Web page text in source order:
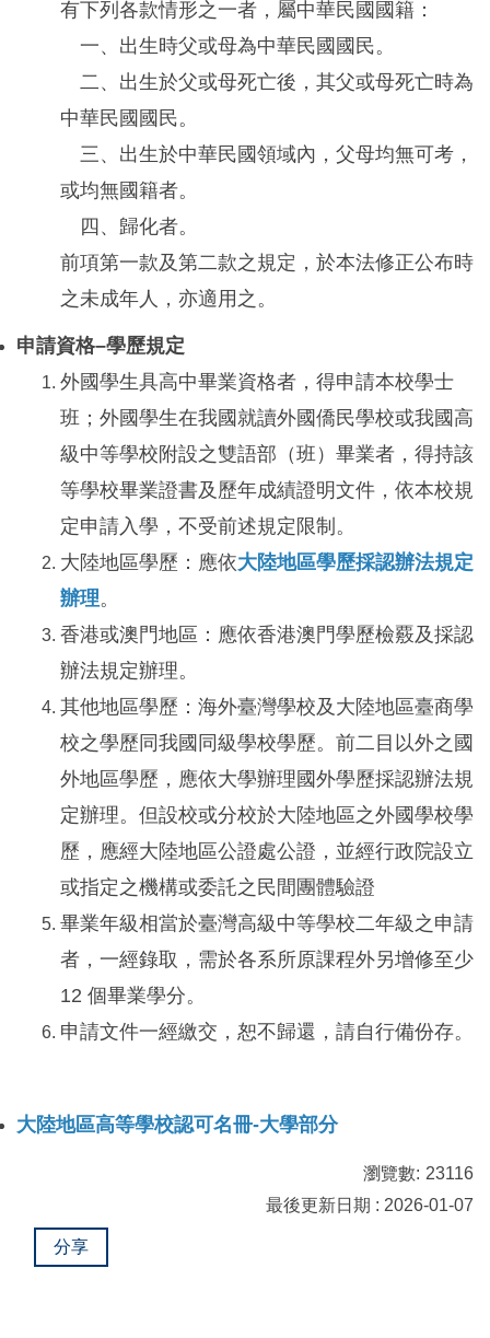
有下列各款情形之一者，屬中華民國國籍：
一、出生時父或母為中華民國國民。
二、出生於父或母死亡後，其父或母死亡時為
中華民國國民。
三、出生於中華民國領域內，父母均無可考，
或均無國籍者。
四、歸化者。
前項第一款及第二款之規定，於本法修正公布時
之未成年人，亦適用之。
申請資格–學歷規定
外國學生具高中畢業資格者，得申請本校學士
班；外國學生在我國就讀外國僑民學校或我國高
級中等學校附設之雙語部（班）畢業者，得持該
等學校畢業證書及歷年成績證明文件，依本校規
定申請入學，不受前述規定限制。
大陸地區學歷：應依大陸地區學歷採認辦法規定
辦理。
香港或澳門地區：應依香港澳門學歷檢覈及採認
辦法規定辦理。
其他地區學歷：海外臺灣學校及大陸地區臺商學
校之學歷同我國同級學校學歷。前二目以外之國
外地區學歷，應依大學辦理國外學歷採認辦法規
定辦理。但設校或分校於大陸地區之外國學校學
歷，應經大陸地區公證處公證，並經行政院設立
或指定之機構或委託之民間團體驗證
畢業年級相當於臺灣高級中等學校二年級之申請
者，一經錄取，需於各系所原課程外另增修至少
12 個畢業學分。
申請文件一經繳交，恕不歸還，請自行備份存。
大陸地區高等學校認可名冊-大學部分
瀏覽數: 23116
最後更新日期 : 2026-01-07
分享